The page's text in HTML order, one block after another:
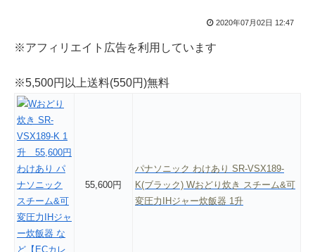
2020年07月02日 12:47
※アフィリエイト広告を利用しています
※5,500円以上送料(550円)無料
55,600円
パナソニック わけあり SR-VSX189-
K(ブラック) Wおどり炊き スチーム&可
変圧力IHジャー炊飯器 1升